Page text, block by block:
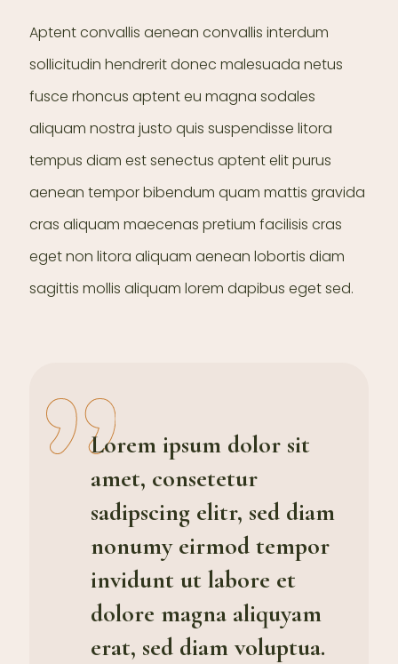
Aptent convallis aenean convallis interdum
sollicitudin hendrerit donec malesuada netus
fusce rhoncus aptent eu magna sodales
aliquam nostra justo quis suspendisse litora
tempus diam est senectus aptent elit purus
aenean tempor bibendum quam mattis gravida
cras aliquam maecenas pretium facilisis cras
eget non litora aliquam aenean lobortis diam
sagittis mollis aliquam lorem dapibus eget sed.
Lorem ipsum dolor sit
amet, consetetur
sadipscing elitr, sed diam
nonumy eirmod tempor
invidunt ut labore et
dolore magna aliquyam
erat, sed diam voluptua.